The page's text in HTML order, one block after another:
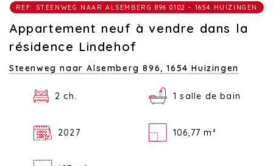
REF: STEENWEG NAAR ALSEMBERG 896 0102 - 1654 HUIZINGEN
Appartement neuf à vendre dans la
résidence Lindehof
Steenweg naar Alsemberg 896,1654 Huizingen
2 ch. 1 salle de bain
2027 106,77 m²